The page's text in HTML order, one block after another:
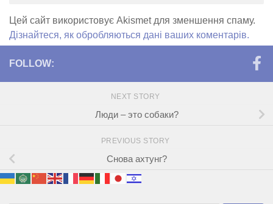
Цей сайт використовує Akismet для зменшення спаму.
Дізнайтеся, як обробляються дані ваших коментарів.
FOLLOW:
NEXT STORY
Люди – это собаки?
PREVIOUS STORY
Снова ахтунг?